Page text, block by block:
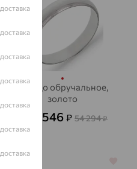
Кольцо обручальное,
золото
19 546₽ 54 294₽
доставка
доставка
доставка
доставка
доставка
доставка
доставка